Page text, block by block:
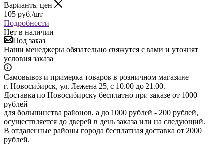
Варианты цен
105 руб./шт
Подробности
Нет в наличии
Под заказ
Наши менеджеры обязательно свяжутся с вами и уточнят
условия заказа
Самовывоз и примерка товаров в розничном магазине
г. Новосибирск, ул. Лежена 25, с 10.00 до 21.00.
Доставка по Новосибирску бесплатно при заказе от 1000
рублей
для большинства районов, а до 1000 рублей - 200 рублей,
осуществляется до дверей в день заказа или на следующий.
В отдаленные районы города бесплатная доставка от 2000
рублей.